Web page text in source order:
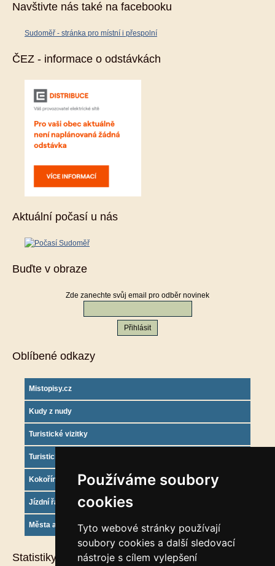
Používáme soubory
cookies
Tyto webové stránky používají
soubory cookies a další sledovací
nástroje s cílem vylepšení
Navštivte nás také na facebooku
Sudoměř - stránka pro místní i přespolní
ČEZ - informace o odstávkách
Aktuální počasí u nás
Buďte v obraze
Zde zanechte svůj email pro odběr novinek
Oblíbené odkazy
Mistopisy.cz
Kudy z nudy
Turistické vizitky
Turistický deník
Kokořínsko info
Jízdní řády
Města a obce
Statistiky